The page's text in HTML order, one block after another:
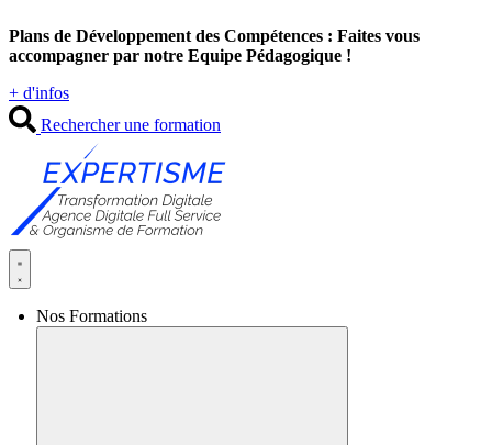
au
contenu
Plans de Développement des Compétences : Faites vous
accompagner par notre Equipe Pédagogique !
+ d'infos
Rechercher une formation
Nos Formations